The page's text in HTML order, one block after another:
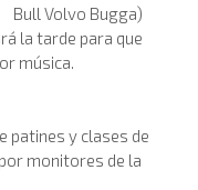
Bull Volvo Bugga)
la tarde para que
música.
patines y clases de
monitores de la